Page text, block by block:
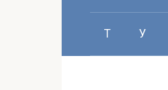
Т У